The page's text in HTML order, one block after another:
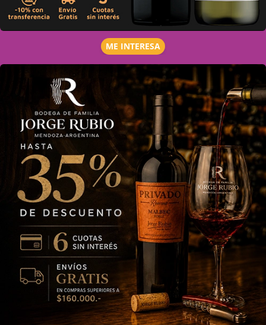
ME INTERESA